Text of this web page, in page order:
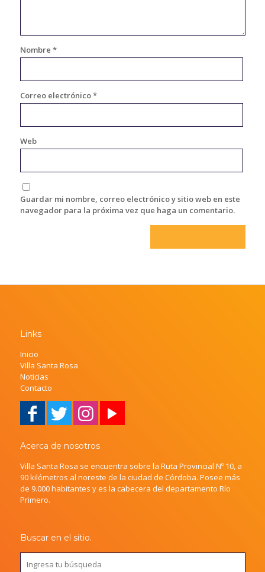
Nombre *
Correo electrónico*
Web
Guardar mi nombre, correo electrónico y sitio web en este
navegador para la próxima vez que haga un comentario.
Links
Inicio
Villa Santa Rosa
Noticias
Contacto
Acerca de nosotros
Villa Santa Rosa se encuentra sobre la Ruta Provincial Nº 10, a
90 kilómetros al noreste de la ciudad de Córdoba. Posee más
de 9.000 habitantes y es la cabecera del departamento Río
Primero.
Buscar en el sitio.